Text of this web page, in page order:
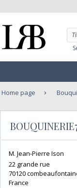
Home page
M. Jean-Pierre Ison
22 grande rue
70120
France